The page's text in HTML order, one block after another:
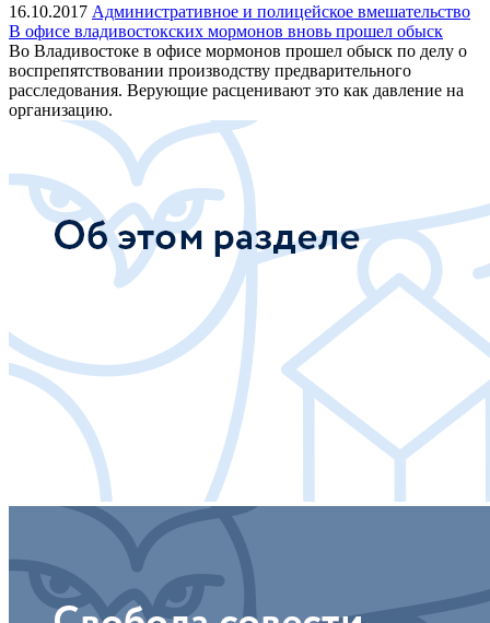
16.10.2017 Административное и полицейское вмешательство
В офисе владивостокских мормонов вновь прошел обыск
Во Владивостоке в офисе мормонов прошел обыск по делу о
воспрепятствовании производству предварительного
расследования. Верующие расценивают это как давление на
организацию.